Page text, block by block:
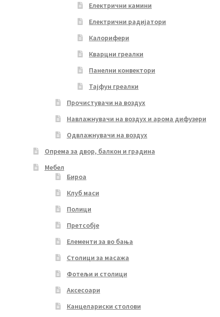
Електрични камини
Електрични радијатори
Калорифери
Кварцни греалки
Панелни конвектори
Тајфун греалки
Прочистувачи на воздух
Навлажнувачи на воздух и арома дифузери
Одвлажнувачи на воздух
Опрема за двор, балкон и градина
Мебел
Бироа
Клуб маси
Полици
Претсобје
Елементи за во бања
Столици за масажа
Фотељи и столици
Аксесоари
Канцелариски столови